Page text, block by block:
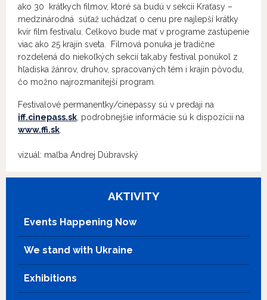
ako 30 krátkych filmov, ktoré sa budú v sekcii Kraťasy –
medzinárodná súťaž uchádzať o cenu pre najlepší krátky
kvír film festivalu. Celkovo bude mať v programe zastúpenie
viac ako 25 krajín sveta. Filmová ponuka je tradične
rozdelená do niekoľkých sekcií tak,aby festival ponúkol z
hľadiska žánrov, druhov, spracovaných tém i krajín pôvodu,
čo možno najrozmanitejší program.
Festivalové permanentky/cinepassy sú v predaji na
iff.cinepass.sk , podrobnejšie informácie sú k dispozícii na
www.ffi.sk
vizuál: maľba Andrej Dúbravský
AKTIVITY
Events Happening Now
We stand with Ukraine
Exhibitions